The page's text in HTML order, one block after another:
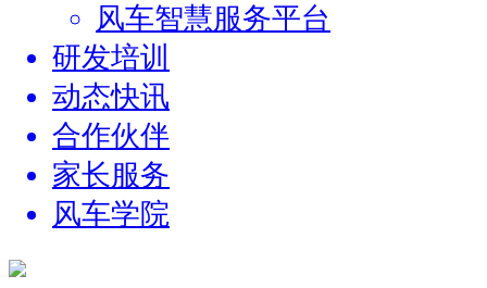
风车智慧服务平台
研发培训
动态快讯
合作伙伴
家长服务
风车学院